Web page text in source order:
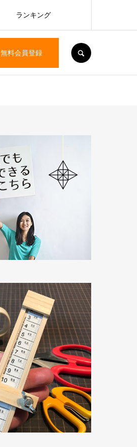
無料会員登録
ランキング